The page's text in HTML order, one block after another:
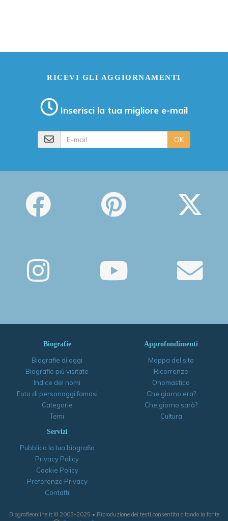
RICEVI GLI AGGIORNAMENTI
Inserisci la tua migliore e-mail
OK
Biografie
Biografie di oggi
Biografie più visitate
Indice dei nomi
Foto di personaggi famosi
Categorie
Temi
Approfondimenti
Mappa del sito
Ricorrenze
Onomastico
Che giorno era?
Che giorno sarà?
Cultura
Servizi
Pubblica la tua biografia
Privacy Policy
Cookie Policy
Preferenze Privacy
Contatti
Biografieonline.it © 2003-2025 • Riproduzione dei testi consentita citando la fonte